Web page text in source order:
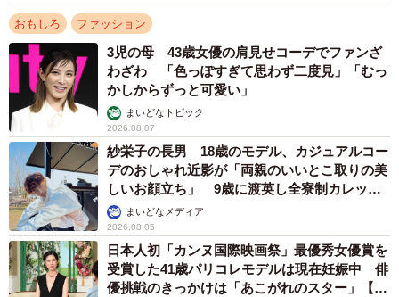
おもしろ ファッション
3児の母 43歳女優の肩見せコーデでファンざ
わざわ 「色っぽすぎて思わず二度見」「むっ
かしからずっと可愛い」
まいどなトピック
2026.08.07
紗栄子の長男 18歳のモデル、カジュアルコー
デのおしゃれ近影が「両親のいいとこ取りの美
しいお顔立ち」 9歳に渡英し全寮制カレッジ
で学ぶまいどなメディア
2026.08.05
日本人初「カンヌ国際映画祭」最優秀女優賞を
受賞した41歳パリコレモデルは現在妊娠中 俳
優挑戦のきっかけは「あこがれのスター」【徹